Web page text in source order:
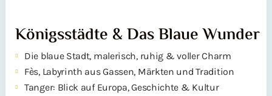
Königsstädte & Das Blaue Wunder
Die blaue Stadt, malerisch, ruhig & voller Charm
Fès, Labyrinth aus Gassen, Märkten und Tradition
Tanger: Blick auf Europa, Geschichte & Kultur